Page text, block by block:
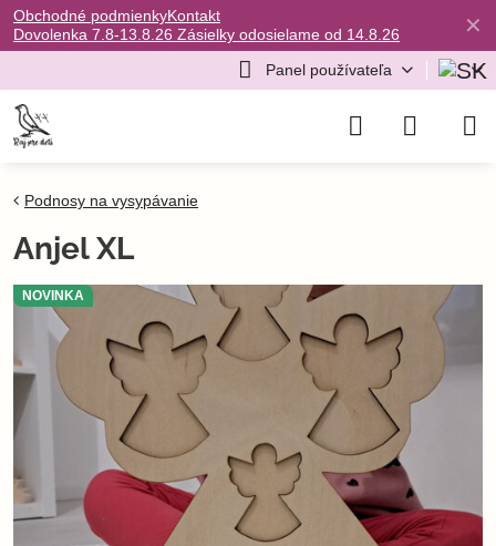
✕
Obchodné podmienkyKontakt
Dovolenka 7.8-13.8.26 Zásielky odosielame od 14.8.26
Panel používateľa
NOVINKA
Podnosy na vysypávanie
Anjel XL